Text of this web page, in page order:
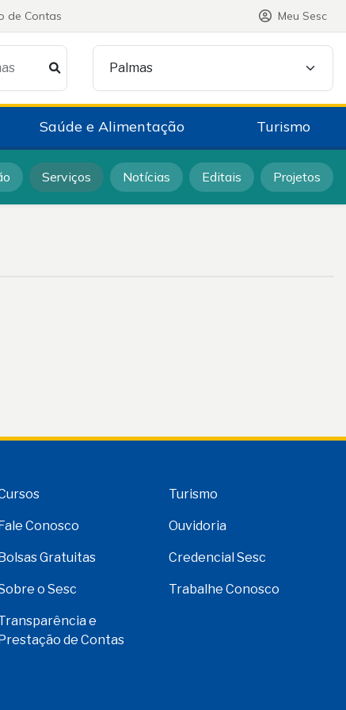
de Contas Meu Sesc
Palmas
Saúde e Alimentação Turismo
Serviços Notícias Editais Projetos
Turismo
Conosco Ouvidoria
Gratuitas Credencial Sesc
o Sesc Trabalhe Conosco
e
de Contas